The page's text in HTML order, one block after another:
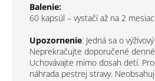
Balenie:
60 kapsúl – vystačí až na 2
Upozornenie: Jedná sa o
Neprekračujte doporučené
Uchovávajte mimo dosah detí.
náhrada pestrej stravy.